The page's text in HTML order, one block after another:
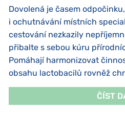
Dovolená je časem
i ochutnávání místních
cestování nezkazily
přibalte s sebou kúru
Pomáhají harmonizovat
obsahu lactobacilů rovněž
ČÍST